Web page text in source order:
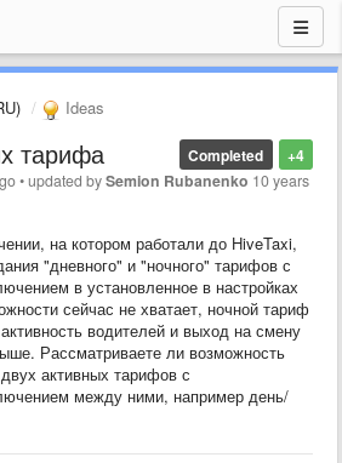
Ideas
+4
Completed
тарифа
•updated bySemion Rubanenko 10 years
на котором работали до HiveTaxi,
"дневного" и "ночного" тарифов с
в установленное в настройках
сейчас не хватает, ночной тариф
водителей и выход на смену
Рассматриваете ли возможность
активных тарифов с
между ними, например день/